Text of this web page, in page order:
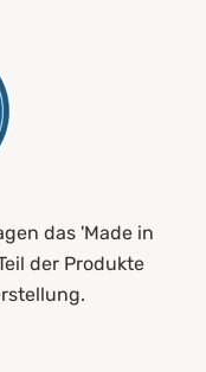
das 'Made in
der Produkte